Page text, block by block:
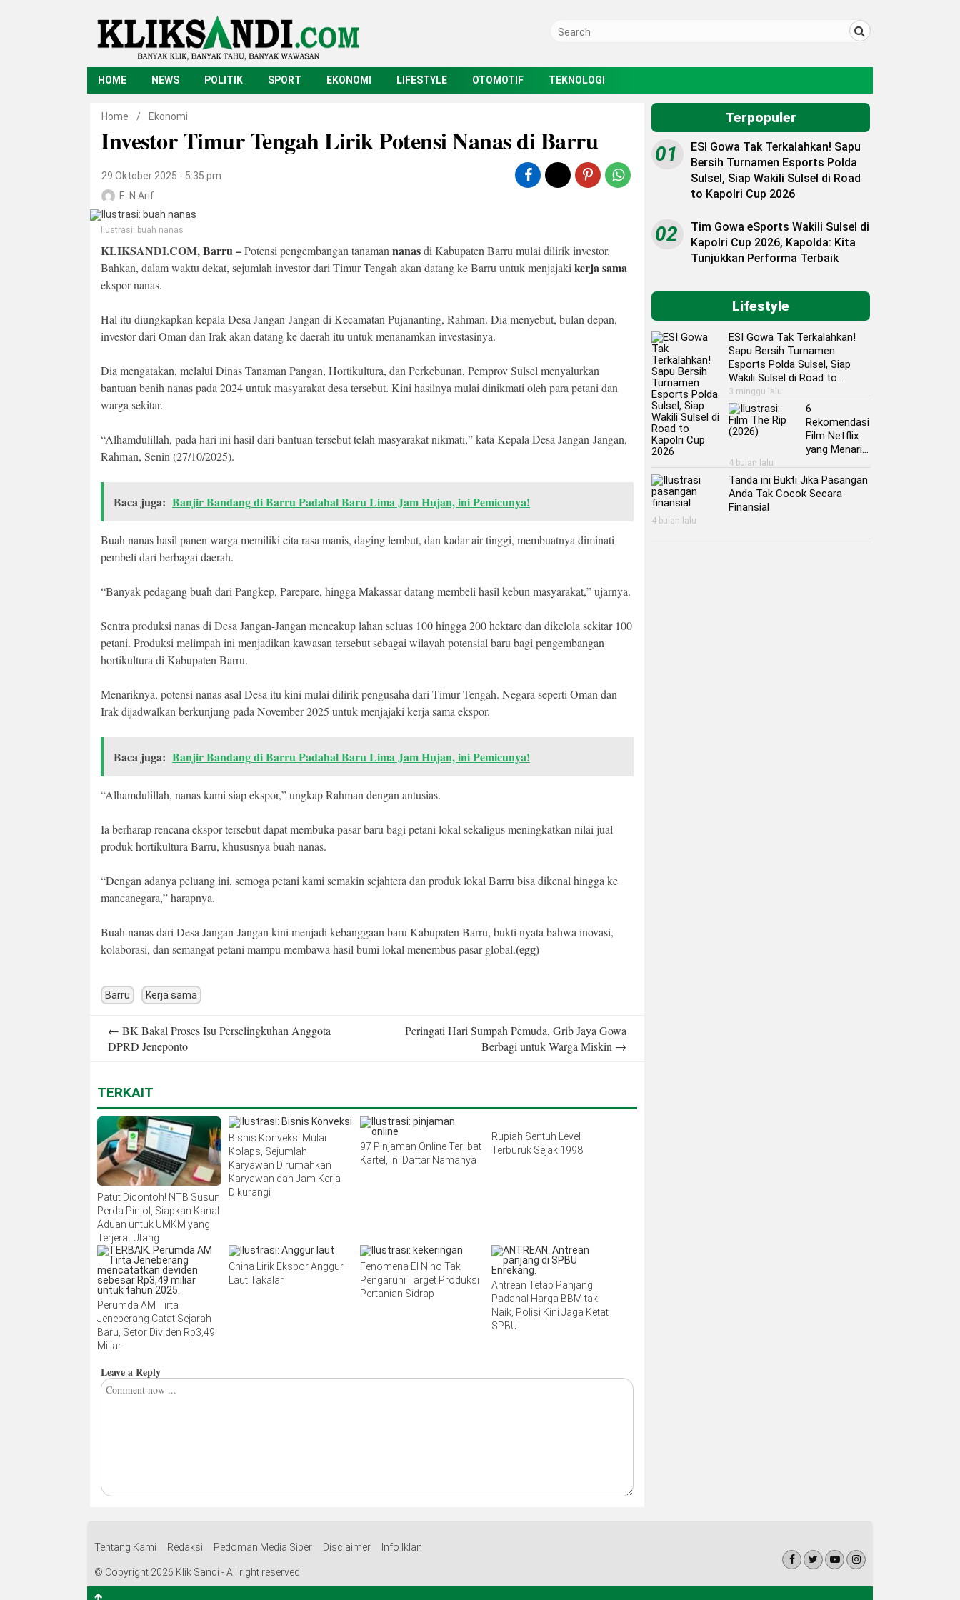
HOME NEWS POLITIK SPORT EKONOMI LIFESTYLE OTOMOTIF TEKNOLOGI
Home / Ekonomi
Investor Timur Tengah Lirik Potensi Nanas di Barru
29 Oktober 2025 - 5:35 pm
E. N Arif
Ilustrasi: buah nanas
KLIKSANDI.COM,Barru–Potensi pengembangan tanaman nanasdi Kabupaten Barru mulai dilirik investor.
Bahkan, dalam waktu dekat, sejumlah investor dari Timur Tengah akan datang ke Barru untuk menjajaki kerja sama
ekspor nanas.
Hal itu diungkapkan kepala Desa Jangan-Jangan di Kecamatan Pujananting, Rahman. Dia menyebut, bulan depan,
investor dari Oman dan Irak akan datang ke daerah itu untuk menanamkan investasinya.
Dia mengatakan, melalui Dinas Tanaman Pangan, Hortikultura, dan Perkebunan, Pemprov Sulsel menyalurkan
bantuan benih nanas pada 2024 untuk masyarakat desa tersebut. Kini hasilnya mulai dinikmati oleh para petani dan
warga sekitar.
“Alhamdulillah, pada hari ini hasil dari bantuan tersebut telah masyarakat nikmati,” kata Kepala Desa Jangan-Jangan,
Rahman, Senin (27/10/2025).
Baca juga: Banjir Bandang di Barru Padahal Baru Lima Jam Hujan, ini Pemicunya!
Buah nanas hasil panen warga memiliki cita rasa manis, daging lembut, dan kadar air tinggi, membuatnya diminati
pembeli dari berbagai daerah.
“Banyak pedagang buah dari Pangkep, Parepare, hingga Makassar datang membeli hasil kebun masyarakat,” ujarnya.
Sentra produksi nanas di Desa Jangan-Jangan mencakup lahan seluas 100 hingga 200 hektare dan dikelola sekitar 100
petani. Produksi melimpah ini menjadikan kawasan tersebut sebagai wilayah potensial baru bagi pengembangan
hortikultura di Kabupaten Barru.
Menariknya, potensi nanas asal Desa itu kini mulai dilirik pengusaha dari Timur Tengah. Negara seperti Oman dan
Irak dijadwalkan berkunjung pada November 2025 untuk menjajaki kerja sama ekspor.
Baca juga: Banjir Bandang di Barru Padahal Baru Lima Jam Hujan, ini Pemicunya!
“Alhamdulillah, nanas kami siap ekspor,” ungkap Rahman dengan antusias.
Ia berharap rencana ekspor tersebut dapat membuka pasar baru bagi petani lokal sekaligus meningkatkan nilai jual
produk hortikultura Barru, khususnya buah nanas.
“Dengan adanya peluang ini, semoga petani kami semakin sejahtera dan produk lokal Barru bisa dikenal hingga ke
mancanegara,” harapnya.
Buah nanas dari Desa Jangan-Jangan kini menjadi kebanggaan baru Kabupaten Barru, bukti nyata bahwa inovasi,
kolaborasi, dan semangat petani mampu membawa hasil bumi lokal menembus pasar global.(egg)
Barru Kerja sama
navigation
← BK Bakal Proses Isu Perselingkuhan Anggota
DPRD Jeneponto
Peringati Hari Sumpah Pemuda, Grib Jaya Gowa
Berbagi untuk Warga Miskin →
TERKAIT
Patut Dicontoh! NTB Susun
Perda Pinjol, Siapkan Kanal
Aduan untuk UMKM yang
Terjerat Utang
Bisnis Konveksi Mulai
Kolaps, Sejumlah
Karyawan Dirumahkan
Karyawan dan Jam Kerja
Dikurangi
97 Pinjaman Online Terlibat
Kartel, Ini Daftar Namanya
Rupiah Sentuh Level
Terburuk Sejak 1998
Perumda AM Tirta
Jeneberang Catat Sejarah
Baru, Setor Dividen Rp3,49
Miliar
China Lirik Ekspor Anggur
Laut Takalar
Fenomena El Nino Tak
Pengaruhi Target Produksi
Pertanian Sidrap
Antrean Tetap Panjang
Padahal Harga BBM tak
Naik, Polisi Kini Jaga Ketat
SPBU
Leave a Reply
Terpopuler
01
ESI Gowa Tak Terkalahkan! Sapu
Bersih Turnamen Esports Polda
Sulsel, Siap Wakili Sulsel di Road
to Kapolri Cup 2026
02
Tim Gowa eSports Wakili Sulsel di
Kapolri Cup 2026, Kapolda: Kita
Tunjukkan Performa Terbaik
Lifestyle
ESI Gowa Tak Terkalahkan!
Sapu Bersih Turnamen
Esports Polda Sulsel, Siap
Wakili Sulsel di Road to
Kapolri Cup 2026
3 minggu lalu
6
Rekomendasi
Film Netflix
yang Menarik
Nonton Akhir
Pekan ini
4 bulan lalu
Tanda ini Bukti Jika Pasangan
Anda Tak Cocok Secara
Finansial
4 bulan lalu
Tentang Kami Redaksi Pedoman Media Siber Disclaimer Info Iklan
© Copyright 2026 Klik Sandi - All right reserved